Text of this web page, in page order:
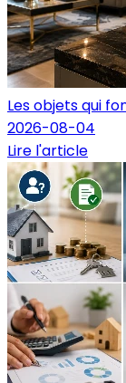
Les objets qui
2026-08-04
Lire l'article